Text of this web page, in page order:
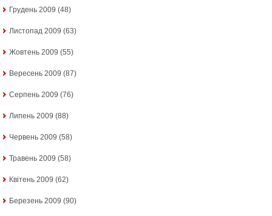
Грудень 2009 (48)
Листопад 2009 (63)
Жовтень 2009 (55)
Вересень 2009 (87)
Серпень 2009 (76)
Липень 2009 (88)
Червень 2009 (58)
Травень 2009 (58)
Квітень 2009 (62)
Березень 2009 (90)